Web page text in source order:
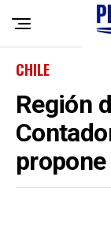
CHILE
Región